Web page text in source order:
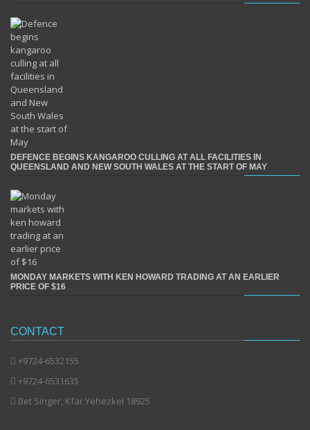
DEFENCE BEGINS KANGAROO CULLING AT ALL FACILITIES IN
QUEENSLAND AND NEW SOUTH WALES AT THE START OF MAY
MONDAY MARKETS WITH KEN HOWARD TRADING AT AN EARLIER
PRICE OF $16
CONTACT
+9724-6532155
+9724-6531635
Bet Singer, Kfar Yehezkel 18925